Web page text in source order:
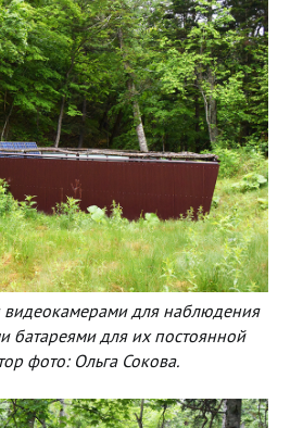
видеокамерами для наблюдения
батареями для их постоянной
фото: Ольга Сокова.